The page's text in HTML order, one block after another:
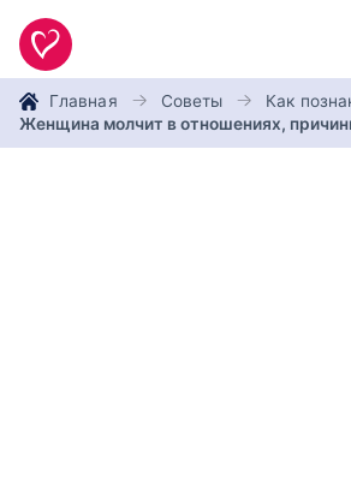
Главная Советы
Как
Женщина молчит в отношениях,